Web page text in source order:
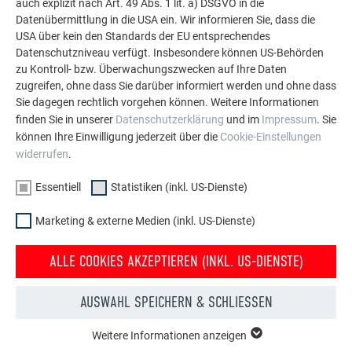
MEHR REFERENZEN ANSEHEN
auch explizit nach Art. 49 Abs. 1 lit. a) DSGVO in die
Datenübermittlung in die USA ein. Wir informieren Sie, dass die
USA über kein den Standards der EU entsprechendes
Datenschutzniveau verfügt. Insbesondere können US-Behörden
zu Kontroll- bzw. Überwachungszwecken auf Ihre Daten
zugreifen, ohne dass Sie darüber informiert werden und ohne dass
Sie dagegen rechtlich vorgehen können. Weitere Informationen
finden Sie in unserer Datenschutzerklärung und im Impressum. Sie
können Ihre Einwilligung jederzeit über die Cookie-Einstellungen
widerrufen.
Essentiell Statistiken (inkl. US-Dienste)
Marketing & externe Medien (inkl. US-Dienste)
ALLE COOKIES AKZEPTIEREN (INKL. US-DIENSTE)
AUSWAHL SPEICHERN & SCHLIESSEN
Weitere Informationen anzeigen